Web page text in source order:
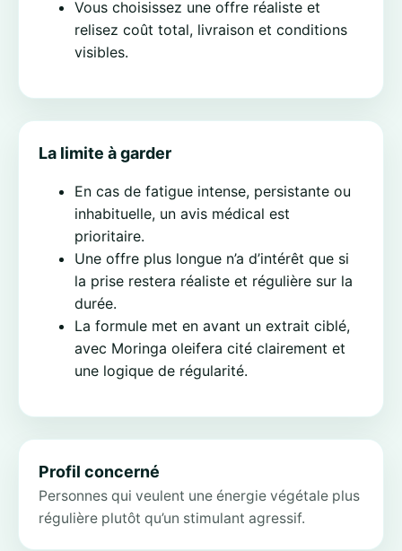
Vous choisissez une offre réaliste et
relisez coût total, livraison et conditions
visibles.
La limite à garder
En cas de fatigue intense, persistante ou
inhabituelle, un avis médical est
prioritaire.
Une offre plus longue n’a d’intérêt que si
la prise restera réaliste et régulière sur la
durée.
La formule met en avant un extrait ciblé,
avec Moringa oleifera cité clairement et
une logique de régularité.
Profil concerné
Personnes qui veulent une énergie végétale plus
régulière plutôt qu’un stimulant agressif.